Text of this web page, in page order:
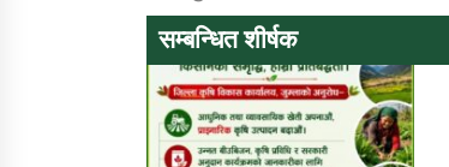
सम्बन्धित शीर्षक